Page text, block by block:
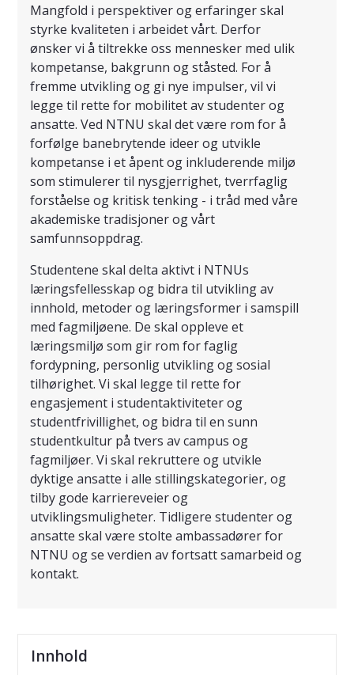
Mangfold i perspektiver og erfaringer skal
styrke kvaliteten i arbeidet vårt. Derfor
ønsker vi å tiltrekke oss mennesker med ulik
kompetanse, bakgrunn og ståsted. For å
fremme utvikling og gi nye impulser, vil vi
legge til rette for mobilitet av studenter og
ansatte. Ved NTNU skal det være rom for å
forfølge banebrytende ideer og utvikle
kompetanse i et åpent og inkluderende miljø
som stimulerer til nysgjerrighet, tverrfaglig
forståelse og kritisk tenking - i tråd med våre
akademiske tradisjoner og vårt
samfunnsoppdrag.
Studentene skal delta aktivt i NTNUs
læringsfellesskap og bidra til utvikling av
innhold, metoder og læringsformer i samspill
med fagmiljøene. De skal oppleve et
læringsmiljø som gir rom for faglig
fordypning, personlig utvikling og sosial
tilhørighet. Vi skal legge til rette for
engasjement i studentaktiviteter og
studentfrivillighet, og bidra til en sunn
studentkultur på tvers av campus og
fagmiljøer. Vi skal rekruttere og utvikle
dyktige ansatte i alle stillingskategorier, og
tilby gode karriereveier og
utviklingsmuligheter. Tidligere studenter og
ansatte skal være stolte ambassadører for
NTNU og se verdien av fortsatt samarbeid og
kontakt.
Innhold